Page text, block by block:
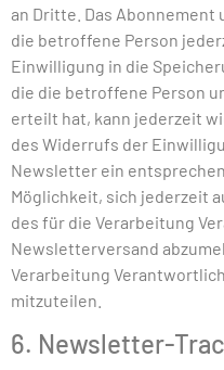
an Dritte. Das
die betroffene Person
Einwilligung in die
die die betroffene Person
erteilt hat, kann jederzeit
des Widerrufs der
Newsletter ein
Möglichkeit, sich jederzeit
des für die Verarbeitung
Newsletterversand
Verarbeitung
mitzuteilen.
6. Newsletter-